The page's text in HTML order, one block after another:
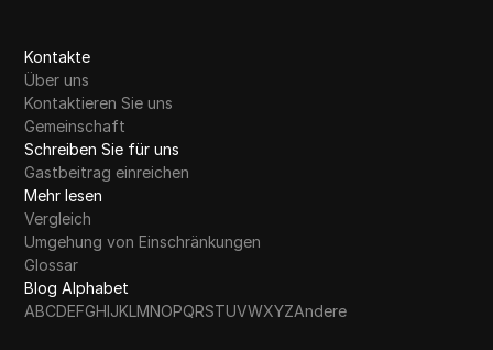
Kontakte
Über uns
Kontaktieren Sie uns
Gemeinschaft
Schreiben Sie für uns
Gastbeitrag einreichen
Mehr lesen
Vergleich
Umgehung von Einschränkungen
Glossar
Blog Alphabet
ABCDEFGHIJKLMNOPQRSTUVWXYZAndere